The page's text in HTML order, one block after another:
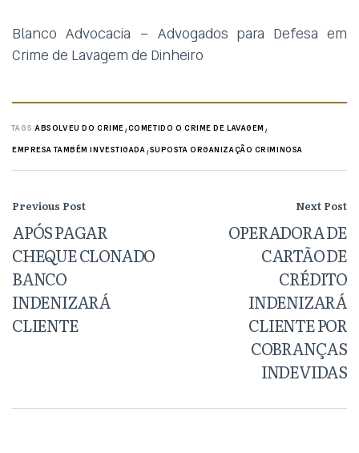
Blanco Advocacia – Advogados para Defesa em
Crime de Lavagem de Dinheiro
TAGS:ABSOLVEU DO CRIME,COMETIDO O CRIME DE LAVAGEM ,
EMPRESA TAMBÉM INVESTIGADA,SUPOSTA ORGANIZAÇÃO CRIMINOSA
Previous Post
APÓS PAGAR
CHEQUE CLONADO
BANCO
INDENIZARÁ
CLIENTE
Next Post
OPERADORA DE
CARTÃO DE
CRÉDITO
INDENIZARÁ
CLIENTE POR
COBRANÇAS
INDEVIDAS